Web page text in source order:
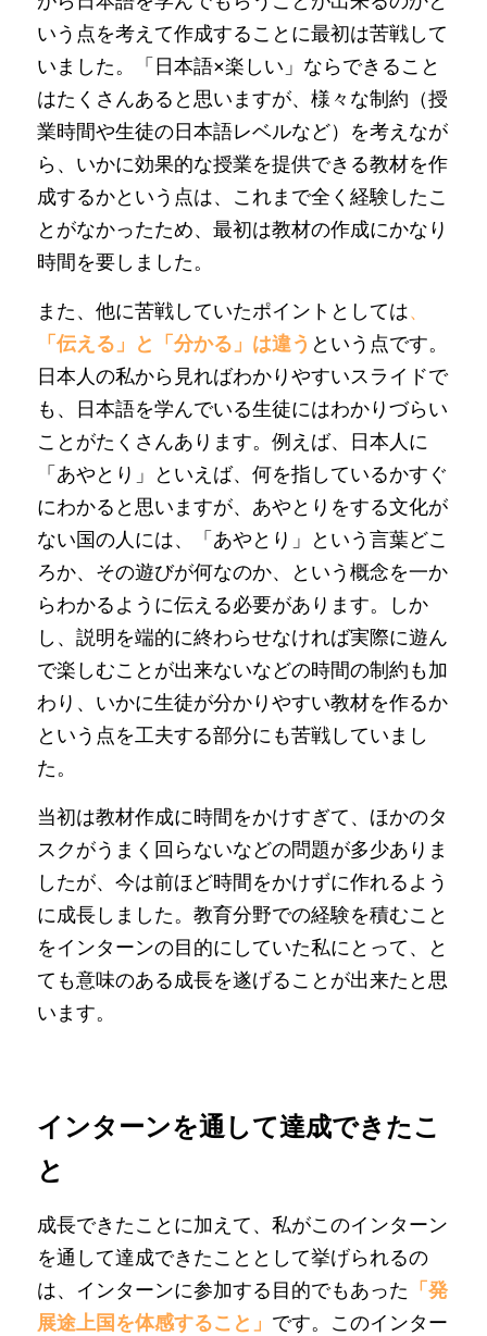
いう点を考えて作成することに最初は苦戦して
いました。「日本語×楽しい」ならできること
はたくさんあると思いますが、様々な制約（授
業時間や生徒の日本語レベルなど）を考えなが
ら、いかに効果的な授業を提供できる教材を作
成するかという点は、これまで全く経験したこ
とがなかったため、最初は教材の作成にかなり
時間を要しました。
また、他に苦戦していたポイントとしては、
「伝える」と「分かる」は違う という点です。
日本人の私から見ればわかりやすいスライドで
も、日本語を学んでいる生徒にはわかりづらい
ことがたくさんあります。例えば、日本人に
「あやとり」といえば、何を指しているかすぐ
にわかると思いますが、あやとりをする文化が
ない国の人には、「あやとり」という言葉どこ
ろか、その遊びが何なのか、という概念を一か
らわかるように伝える必要があります。しか
し、説明を端的に終わらせなければ実際に遊ん
で楽しむことが出来ないなどの時間の制約も加
わり、いかに生徒が分かりやすい教材を作るか
という点を工夫する部分にも苦戦していまし
た。
当初は教材作成に時間をかけすぎて、ほかのタ
スクがうまく回らないなどの問題が多少ありま
したが、今は前ほど時間をかけずに作れるよう
に成長しました。教育分野での経験を積むこと
をインターンの目的にしていた私にとって、と
ても意味のある成長を遂げることが出来たと思
います。
インターンを通して達成できたこ
と
成長できたことに加えて、私がこのインターン
を通して達成できたこととして挙げられるの
は、インターンに参加する目的でもあった 「発
展途上国を体感すること」 です。このインター